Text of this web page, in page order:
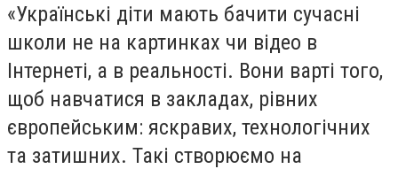
«Українські діти мають бачити сучасні
школи не на картинках чи відео в
Інтернеті, а в реальності. Вони варті того,
щоб навчатися в закладах, рівних
європейським: яскравих, технологічних
та затишних. Такі створюємо на